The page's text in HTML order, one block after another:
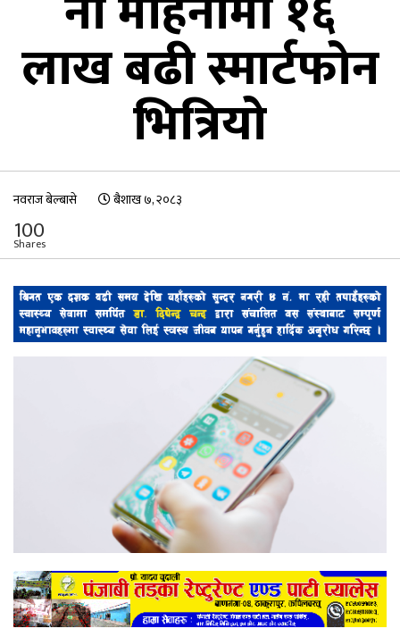
लाख बढी स्मार्टफोन
भित्रियो
नवराज बेल्बासे बैशाख ७, २०८३
100
Shares